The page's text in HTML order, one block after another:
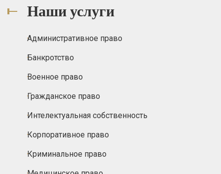
Наши услуги
Административное право
Банкротство
Военное право
Гражданское право
Интелектуальная собственность
Корпоративное право
Криминальное право